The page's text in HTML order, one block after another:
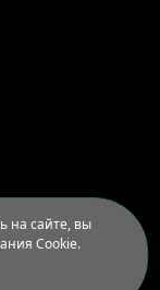
на сайте, вы
Cookie.